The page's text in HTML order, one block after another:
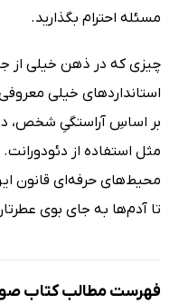
مسئله احترام بگذارید.
چیزی که در ذهن خیلی از
استاندارد‌های خیلی
بر اساسِ آراستگیِ شخص،
مثل استفاده از دئودورانت.
محیط‌های حرفه‌ای قانون
تا آدم‌ها به جای بوی
فهرست مطالب کتاب